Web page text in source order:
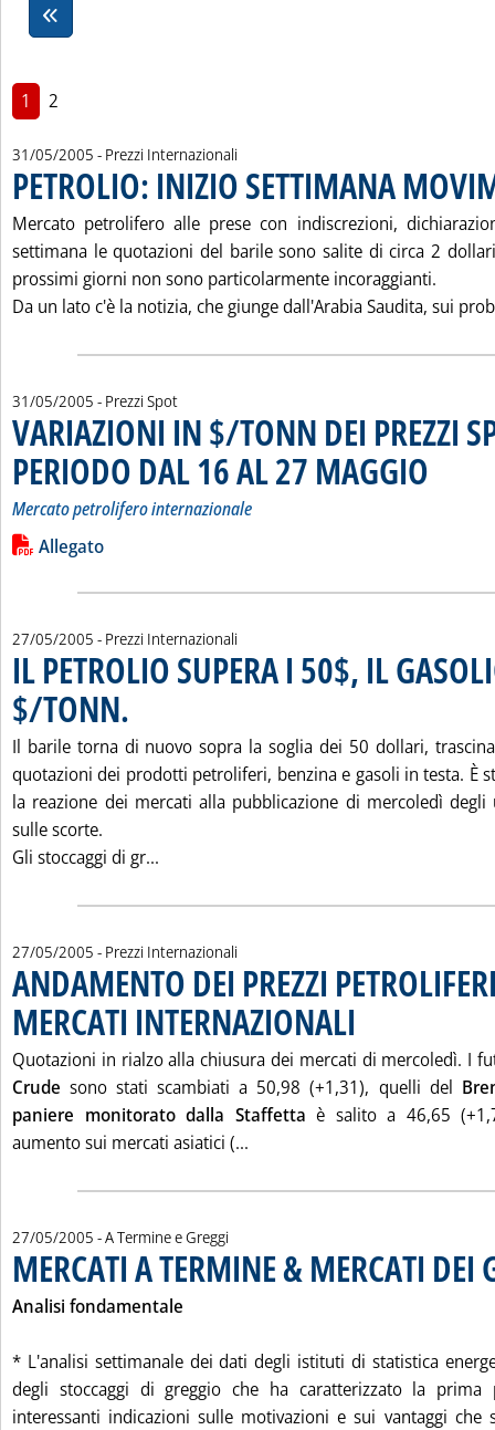
1 2
31/05/2005 - Prezzi Internazionali
PETROLIO: INIZIO SETTIMANA
Mercato petrolifero alle prese con indiscrezioni,
settimana le quotazioni del barile sono salite di circa 2
prossimi giorni non sono particolarmente incoraggianti.
Da un lato c'è la notizia, che giunge dall'Arabia Saudita, sui
31/05/2005 - Prezzi Spot
VARIAZIONI IN $/TONN DEI PREZZI
PERIODO DAL 16 AL 27 MAGGIO
Mercato petrolifero internazionale
Leggi tutta la notizia: 'VARIAZIONI IN $/TONN DEI PREZZI
Lista allegati PDF alla notizia
Allegato
27/05/2005 - Prezzi Internazionali
IL PETROLIO SUPERA I 50$, IL
$/TONN.
Il barile torna di nuovo sopra la soglia dei 50 dollari,
quotazioni dei prodotti petroliferi, benzina e gasoli in testa. È
la reazione dei mercati alla pubblicazione di mercoledì
sulle scorte.
Gli stoccaggi di gr...
27/05/2005 - Prezzi Internazionali
ANDAMENTO DEI PREZZI
MERCATI INTERNAZIONALI
Quotazioni in rialzo alla chiusura dei mercati di mercoledì. I
Crude sono stati scambiati a 50,98 (+1,31), quelli del
paniere monitorato dalla Staffetta è salito a 46,65
aumento sui mercati asiatici (...
27/05/2005 - A Termine e Greggi
MERCATI A TERMINE & MERCATI DEI
Analisi fondamentale
* L'analisi settimanale dei dati degli istituti di statistica
degli stoccaggi di greggio che ha caratterizzato la
interessanti indicazioni sulle motivazioni e sui vantaggi che